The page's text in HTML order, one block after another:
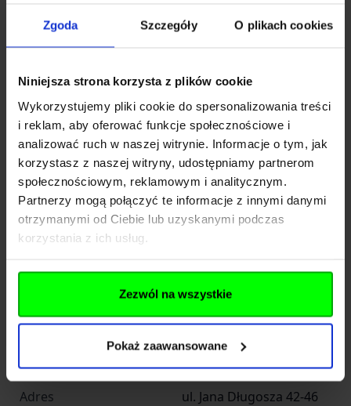
Zgoda Szczegóły O plikach cookies
Niniejsza strona korzysta z plików cookie
Wykorzystujemy pliki cookie do spersonalizowania treści
i reklam, aby oferować funkcje społecznościowe i
analizować ruch w naszej witrynie. Informacje o tym, jak
korzystasz z naszej witryny, udostępniamy partnerom
społecznościowym, reklamowym i analitycznym.
Partnerzy mogą połączyć te informacje z innymi danymi
otrzymanymi od Ciebie lub uzyskanymi podczas
korzystania z ich usług.
Zezwól na wszystkie
Pokaż zaawansowane
Dane techniczne
Kod SKU
GF.PRI-18-032004
EAN
5902543965899
Producent
PRIMAL GEAR
Producent
Kraj
Polska
Adres
ul. Jana Długosza 42-46